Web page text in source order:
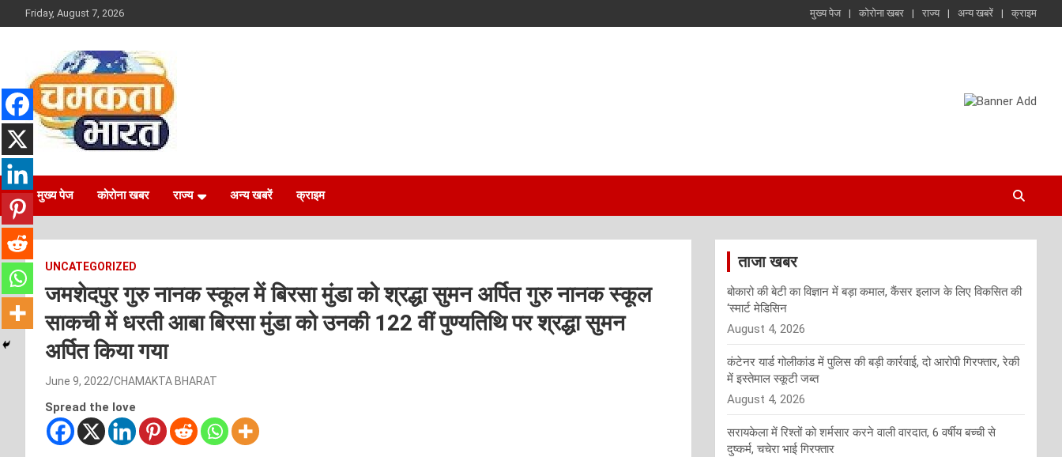
to
Friday, August 7, 2026 मुख्य पेज कोरोना खबर राज्य अन्य खबरें क्राइम
CHAMAKTA BHARAT
NEWS
मुख्य पेज कोरोना खबर राज्य अन्य खबरें क्राइम
UNCATEGORIZED
जमशेदपुर गुरु नानक स्कूल में बिरसा मुंडा को श्रद्धा सुमन अर्पित गुरु नानक स्कूल
साकची में धरती आबा बिरसा मुंडा को उनकी 122 वीं पुण्यतिथि पर श्रद्धा सुमन
अर्पित किया गया
June 9, 2022 CHAMAKTA BHARAT
Spread the love
ताजा खबर
बोकारो की बेटी का विज्ञान में बड़ा कमाल, कैंसर इलाज के लिए विकसित की
‘स्मार्ट मेडिसिन
August 4, 2026
कंटेनर यार्ड गोलीकांड में पुलिस की बड़ी कार्रवाई, दो आरोपी गिरफ्तार, रेकी
में इस्तेमाल स्कूटी जब्त
August 4, 2026
सरायकेला में रिश्तों को शर्मसार करने वाली वारदात, 6 वर्षीय बच्ची से
दुष्कर्म, चचेरा भाई गिरफ्तार